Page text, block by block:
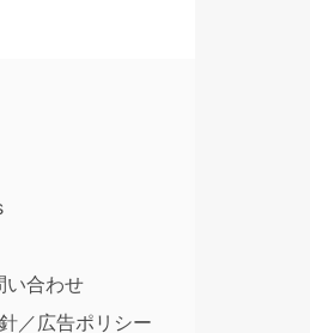
い合わせ
／広告ポリシー